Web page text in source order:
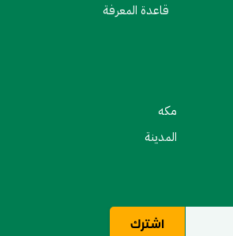
قاعدة المعرفة
مكه
المدينة